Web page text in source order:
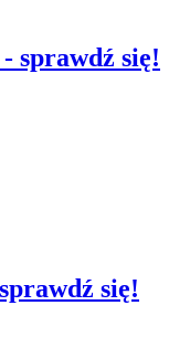
sprawdź się!
się!